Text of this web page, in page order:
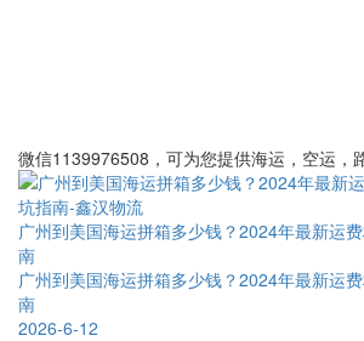
微信1139976508，可为您提供海运，空运，
广州到美国海运拼箱多少钱？2024年最新运
南
广州到美国海运拼箱多少钱？2024年最新运
南
2026-6-12